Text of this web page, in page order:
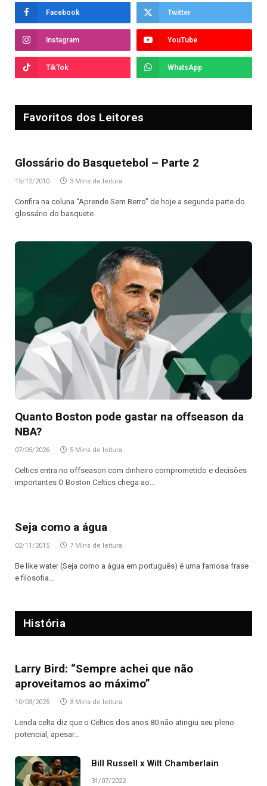
Facebook Twitter
Instagram YouTube
TikTok WhatsApp
Favoritos dos Leitores
Glossário do Basquetebol – Parte 2
15/12/2010 3 Mins de leitura
Confira na coluna “Aprende Sem Berro” de hoje a segunda parte do
glossário do basquete.
Quanto Boston pode gastar na offseason da
NBA?
07/05/2026 5 Mins de leitura
Celtics entra no offseason com dinheiro comprometido e decisões
importantes O Boston Celtics chega ao…
Seja como a água
02/11/2015 7 Mins de leitura
Be like water (Seja como a água em português) é uma famosa frase
e filosofia…
História
Larry Bird: “Sempre achei que não
aproveitamos ao máximo”
10/03/2025 3 Mins de leitura
Lenda celta diz que o Celtics dos anos 80 não atingiu seu pleno
potencial, apesar…
Bill Russell x Wilt Chamberlain
31/07/2022